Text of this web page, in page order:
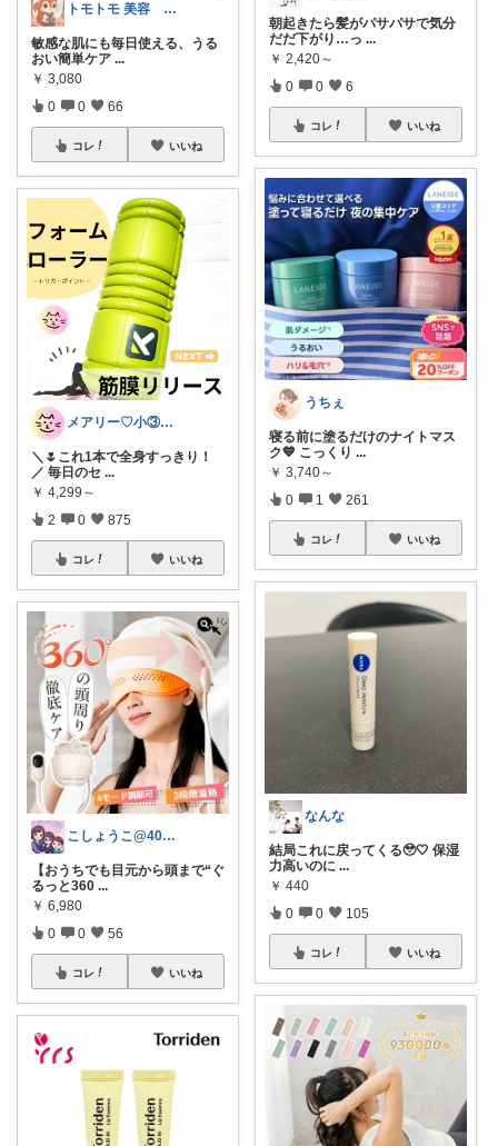
トモトモ 美容 食品 子育てルーム
敏感な肌にも毎日使える、うる
おい簡単ケア ...
￥ 3,080
0 0 66
コレ いいね
メアリー♡小③女の子のママ•᎑•ꕤ
＼🌷これ1本で全身すっきり！
／ 毎日のセ ...
￥ 4,299～
2 0 875
コレ いいね
こしょうこ@40代女性の24時間美容✨
【おうちでも目元から頭まで“ぐ
るっと360 ...
￥ 6,980
0 0 56
コレ いいね
朝起きたら髪がパサパサで気分
だだ下がり…っ ...
￥ 2,420～
0 0 6
コレ いいね
うちぇ
寝る前に塗るだけのナイトマス
ク💙 こっくり ...
￥ 3,740～
0 1 261
コレ いいね
なんな
結局これに戻ってくる🥹🤍 保湿
力高いのに ...
￥ 440
0 0 105
コレ いいね